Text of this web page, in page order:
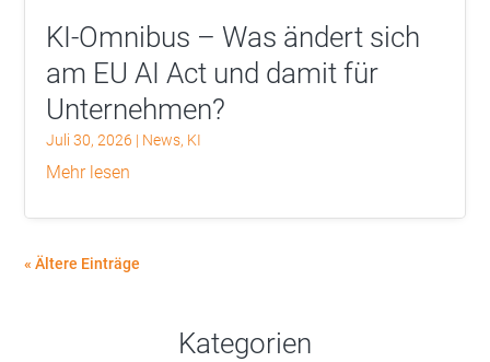
KI-Omnibus – Was ändert sich
am EU AI Act und damit für
Unternehmen?
Juli 30, 2026 | News, KI
mehr lesen
« Ältere Einträge
Kategorien